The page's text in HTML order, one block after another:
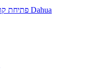
פתיחת קריאת שירות מצלמות אבטחה Dahua